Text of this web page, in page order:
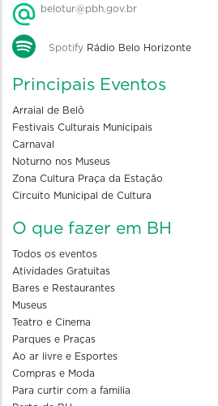
belotur@pbh.gov.br
Spotify Rádio Belo Horizonte
Principais Eventos
Arraial de Belô
Festivais Culturais Municipais
Carnaval
Noturno nos Museus
Zona Cultura Praça da Estação
Circuito Municipal de Cultura
O que fazer em BH
Todos os eventos
Atividades Gratuitas
Bares e Restaurantes
Museus
Teatro e Cinema
Parques e Praças
Ao ar livre e Esportes
Compras e Moda
Para curtir com a familia